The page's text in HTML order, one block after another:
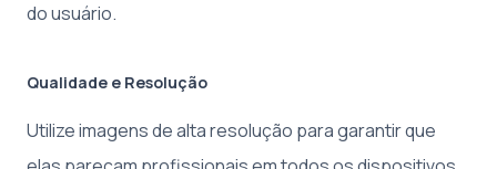
do usuário.
Qualidade e Resolução
Utilize imagens de alta resolução para garantir que